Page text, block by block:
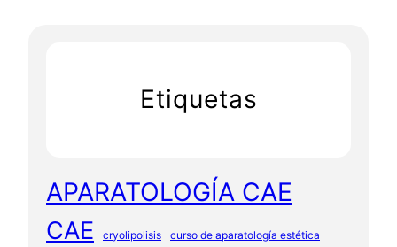
Etiquetas
APARATOLOGÍA CAE
CAE cryolipolisis curso de aparatología estética